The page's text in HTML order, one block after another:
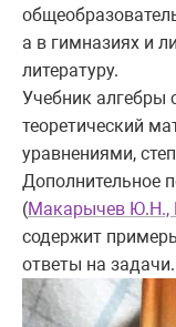
а в гимназиях и
литературу.
Учебник алгебры
теоретический
уравнениями,
Дополнительное
(Макарычев Ю.Н.,
содержит
ответы на задачи.